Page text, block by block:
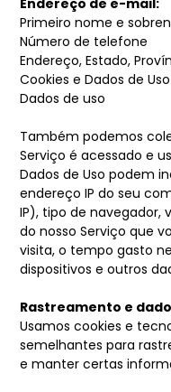
Endereço de e-mail:
Primeiro nome e
Número de telefone
Endereço, Estado,
Cookies e Dados de Uso
Dados de uso
Também podemos
Serviço é acessado e
Dados de Uso podem
endereço IP do seu
IP), tipo de navegador,
do nosso Serviço que
visita, o tempo gasto
dispositivos e outros
Rastreamento e
Usamos cookies e
semelhantes para
e manter certas